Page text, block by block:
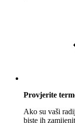
Provjerite
Ako su vaši
biste ih